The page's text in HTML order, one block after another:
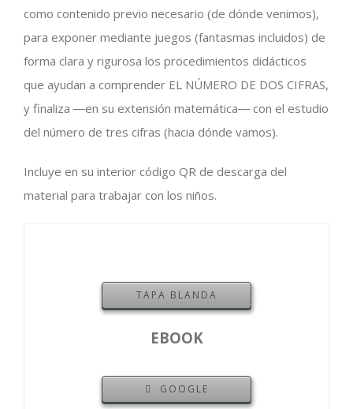
como contenido previo necesario (de dónde venimos),
para exponer mediante juegos (fantasmas incluidos) de
forma clara y rigurosa los procedimientos didácticos
que ayudan a comprender EL NÚMERO DE DOS CIFRAS,
y finaliza ―en su extensión matemática― con el estudio
del número de tres cifras (hacia dónde vamos).
Incluye en su interior código QR de descarga del
material para trabajar con los niños.
TAPA BLANDA
EBOOK
GOOGLE